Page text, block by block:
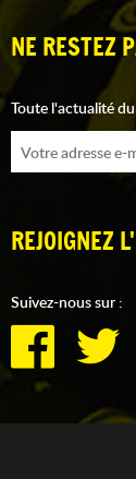
NE RESTEZ
Toute l'actualité
REJOIGNEZ
Suivez-nous sur :